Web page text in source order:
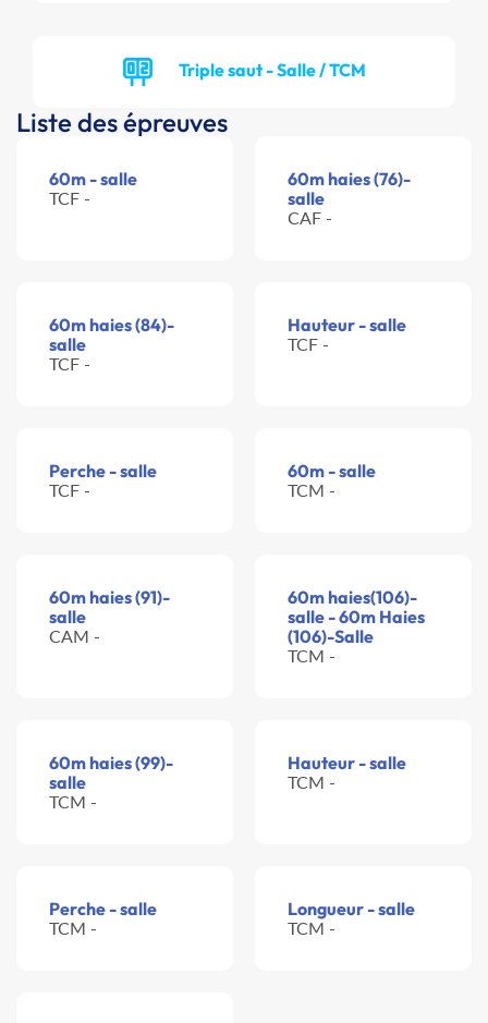
Triple saut - Salle / TCM
Liste des épreuves
60m - salle
TCF -
60m haies (76)-
salle
CAF -
60m haies (84)-
salle
TCF -
Hauteur - salle
TCF -
Perche - salle
TCF -
60m - salle
TCM -
60m haies (91)-
salle
CAM -
60m haies(106)-
salle - 60m Haies
(106)-Salle
TCM -
60m haies (99)-
salle
TCM -
Hauteur - salle
TCM -
Perche - salle
TCM -
Longueur - salle
TCM -